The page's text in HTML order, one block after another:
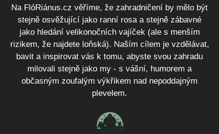
Na FlóRiánus.cz věříme, že zahradničení by mělo být
stejně osvěžující jako ranní rosa a stejně zábavné
jako hledání velikonočních vajíček (ale s menším
rizikem, že najdete loňská). Naším cílem je vzdělávat,
bavit a inspirovat vás k tomu, abyste svou zahradu
milovali stejně jako my - s vášní, humorem a
občasným zoufalým výkřikem nad nepoddajným
plevelem.